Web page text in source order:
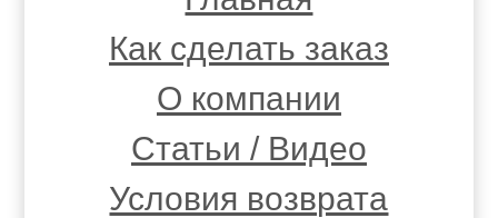
Как сделать заказ
О компании
Статьи / Видео
Условия возврата